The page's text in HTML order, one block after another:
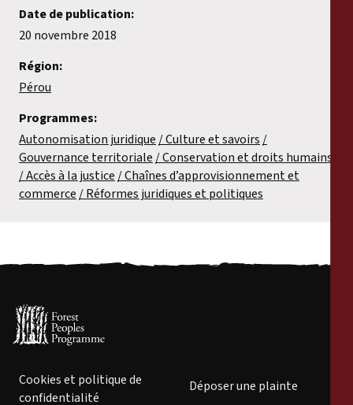
Date de publication:
20 novembre 2018
Région:
Pérou
Programmes:
Autonomisation juridique Culture et savoirs
Gouvernance territoriale Conservation et droits humains
Accès à la justice Chaînes d’approvisionnement et
commerce
Réformes juridiques et politiques
Cookies et politique de
confidentialité
Déposer une plainte